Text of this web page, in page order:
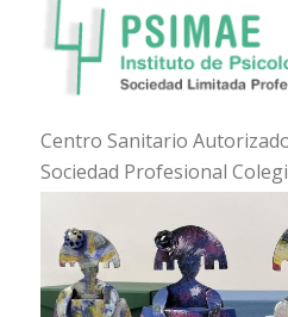
Centro Sanitario
Sociedad Profesional